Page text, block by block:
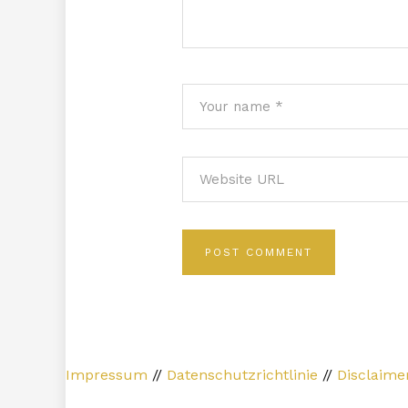
Impressum // Datenschutzrichtlinie //